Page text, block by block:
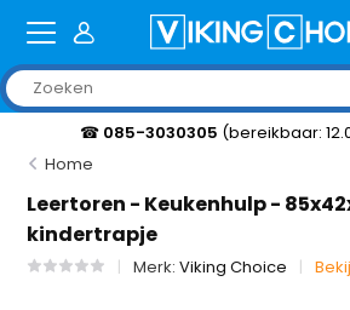
☎ 085-3030305 (bereikbaar:
Home
Leertoren - Keukenhulp -
kindertrapje
Merk:Viking Choice